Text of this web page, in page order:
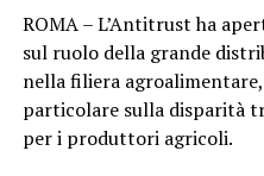
ROMA – L’Antitrust ha
sul ruolo della grande
nella filiera
particolare sulla disparità
per i produttori agricoli.